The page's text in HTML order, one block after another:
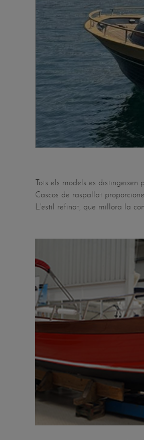
Tots els models es
Cascos de raspallat
L'estil refinat, que millora la